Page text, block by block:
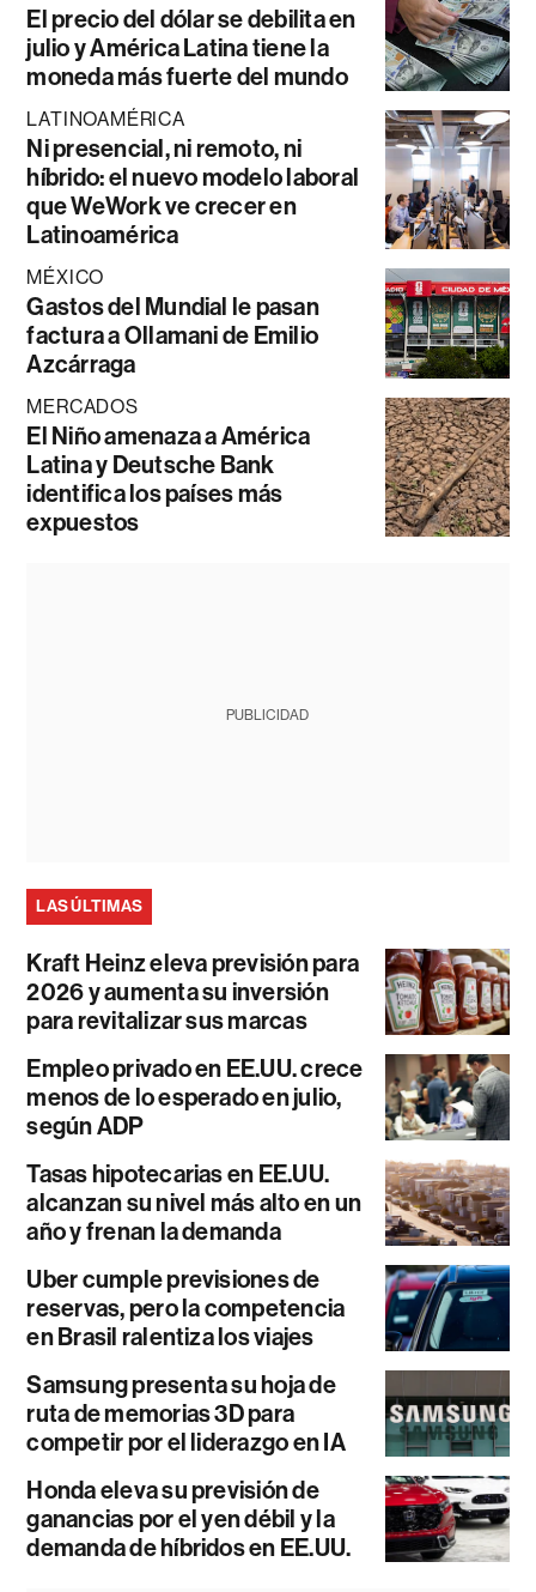
El precio del dólar se debilita en
julio y América Latina tiene la
moneda más fuerte del mundo
LATINOAMÉRICA
Ni presencial, ni remoto, ni
híbrido: el nuevo modelo laboral
que WeWork ve crecer en
Latinoamérica
MÉXICO
Gastos del Mundial le pasan
factura a Ollamani de Emilio
Azcárraga
MERCADOS
El Niño amenaza a América
Latina y Deutsche Bank
identifica los países más
expuestos
PUBLICIDAD
LAS ÚLTIMAS
Kraft Heinz eleva previsión para
2026 y aumenta su inversión
para revitalizar sus marcas
Empleo privado en EE.UU. crece
menos de lo esperado en julio,
según ADP
Tasas hipotecarias en EE.UU.
alcanzan su nivel más alto en un
año y frenan la demanda
Uber cumple previsiones de
reservas, pero la competencia
en Brasil ralentiza los viajes
Samsung presenta su hoja de
ruta de memorias 3D para
competir por el liderazgo en IA
Honda eleva su previsión de
ganancias por el yen débil y la
demanda de híbridos en EE.UU.